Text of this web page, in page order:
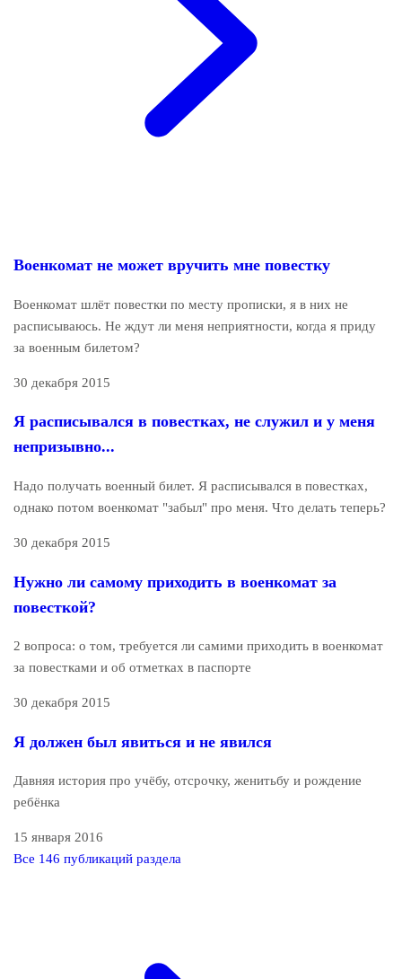
Военкомат не может вручить мне повестку
Военкомат шлёт повестки по месту прописки, я в них не
расписываюсь. Не ждут ли меня неприятности, когда я приду
за военным билетом?
30 декабря 2015
Я расписывался в повестках, не служил и у меня
непризывно...
Надо получать военный билет. Я расписывался в повестках,
однако потом военкомат "забыл" про меня. Что делать теперь?
30 декабря 2015
Нужно ли самому приходить в военкомат за
повесткой?
2 вопроса: о том, требуется ли самими приходить в военкомат
за повестками и об отметках в паспорте
30 декабря 2015
Я должен был явиться и не явился
Давняя история про учёбу, отсрочку, женитьбу и рождение
ребёнка
15 января 2016
Все 146 публикаций раздела